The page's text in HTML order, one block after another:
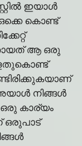
ഇയാൾ
കൊണ്ട്
ആ ഒരു
നിങ്ങൾ
ഒരു കാര്യം
ഒരുപാട്